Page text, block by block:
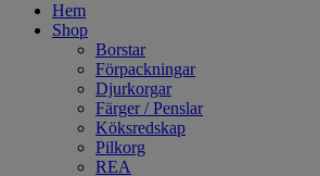
Hem
Shop
Borstar
Förpackningar
Djurkorgar
Färger / Penslar
Köksredskap
Pilkorg
REA